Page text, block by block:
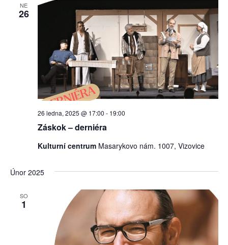
NE
26
Záskok – derniéra
26 ledna, 2025 @ 17:00 - 19:00
Kulturní centrum Masarykovo nám. 1007, Vizovice
Únor 2025
SO
1